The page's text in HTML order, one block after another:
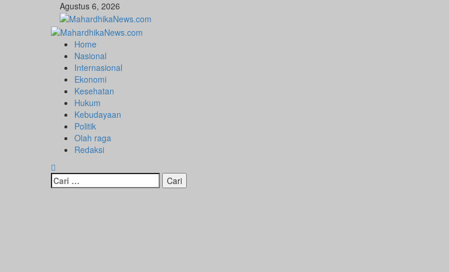
Agustus 6, 2026
Primary
Menu
Home
Nasional
Internasional
Ekonomi
Kesehatan
Hukum
Kebudayaan
Politik
Olah raga
Redaksi
Cari
untuk: